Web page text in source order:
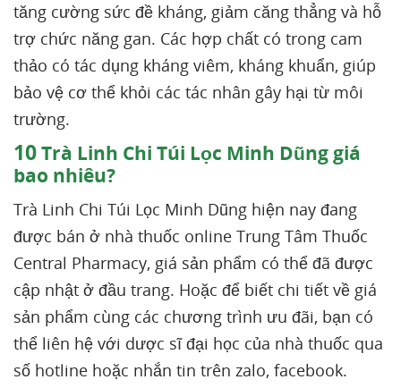
tăng cường sức đề kháng, giảm căng thẳng và hỗ
trợ chức năng gan. Các hợp chất có trong cam
thảo có tác dụng kháng viêm, kháng khuẩn, giúp
bảo vệ cơ thể khỏi các tác nhân gây hại từ môi
trường.
10Trà Linh Chi Túi Lọc Minh Dũng giá
bao nhiêu?
Trà Linh Chi Túi Lọc Minh Dũng hiện nay đang
được bán ở nhà thuốc online Trung Tâm Thuốc
Central Pharmacy, giá sản phẩm có thể đã được
cập nhật ở đầu trang. Hoặc để biết chi tiết về giá
sản phẩm cùng các chương trình ưu đãi, bạn có
thể liên hệ với dược sĩ đại học của nhà thuốc qua
số hotline hoặc nhắn tin trên zalo, facebook.